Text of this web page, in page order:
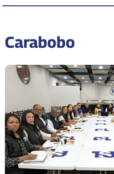
Carabobo